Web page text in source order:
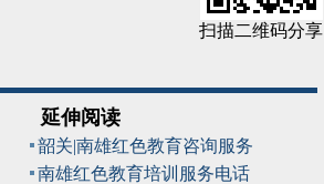
扫描二维码分享
延伸阅读
韶关|南雄红色教育咨询服务
南雄红色教育培训服务电话